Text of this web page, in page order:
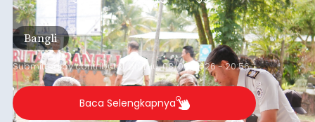
kegiatan pemeriksaan kesehatan gratis, Rabu
(6/8/2026).
Bangli
Submitted bycontributor Thu, 08/06/2026 - 20:56
Baca Selengkapnya